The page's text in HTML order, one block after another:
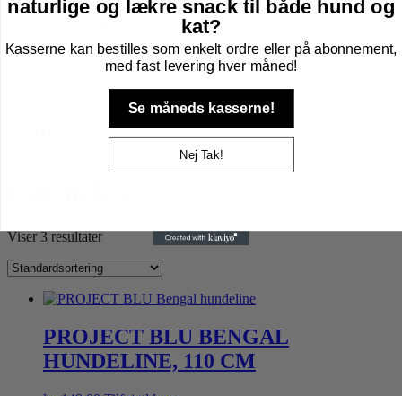
Højtider gnaver
Lopper og tæger
Fugle
Havens fugle
Pindsvin
/ Varer tagged “hundeline”
Viser 3 resultater
PROJECT BLU BENGAL
HUNDELINE, 110 CM
naturlige og lækre snack til både hund og
kat?
Kasserne kan bestilles som enkelt ordre eller på abonnement,
med fast levering hver måned!
Se måneds kasserne!
Nej Tak!